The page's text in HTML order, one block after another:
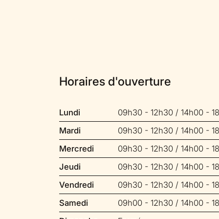
Horaires d'ouverture
Lundi
09h30 - 12h30 / 14h00 -
Mardi
09h30 - 12h30 / 14h00 -
Mercredi
09h30 - 12h30 / 14h00 -
Jeudi
09h30 - 12h30 / 14h00 -
Vendredi
09h30 - 12h30 / 14h00 -
Samedi
09h00 - 12h30 / 14h00 -